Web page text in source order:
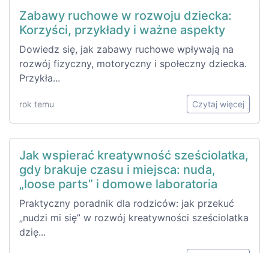
Zabawy ruchowe w rozwoju dziecka:
Korzyści, przykłady i ważne aspekty
Dowiedz się, jak zabawy ruchowe wpływają na
rozwój fizyczny, motoryczny i społeczny dziecka.
Przykła...
rok temu Czytaj więcej
Jak wspierać kreatywność sześciolatka,
gdy brakuje czasu i miejsca: nuda,
„loose parts” i domowe laboratoria
Praktyczny poradnik dla rodziców: jak przekuć
„nudzi mi się” w rozwój kreatywności sześciolatka
dzię...